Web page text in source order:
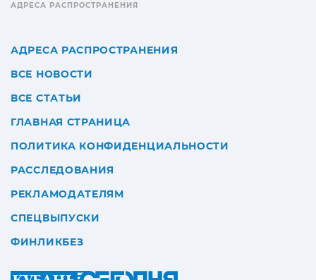
АДРЕСА РАСПРОСТРАНЕНИЯ
АДРЕСА РАСПРОСТРАНЕНИЯ
ВСЕ НОВОСТИ
ВСЕ СТАТЬИ
ГЛАВНАЯ СТРАНИЦА
ПОЛИТИКА КОНФИДЕНЦИАЛЬНОСТИ
РАССЛЕДОВАНИЯ
РЕКЛАМОДАТЕЛЯМ
СПЕЦВЫПУСКИ
ФИНЛИКБЕЗ